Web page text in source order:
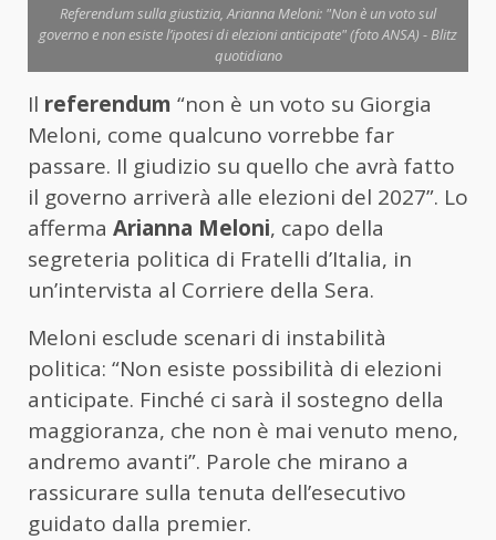
Referendum sulla giustizia, Arianna Meloni: "Non è un voto sul
governo e non esiste l’ipotesi di elezioni anticipate" (foto ANSA) - Blitz
quotidiano
Il referendum “non è un voto su Giorgia
Meloni, come qualcuno vorrebbe far
passare. Il giudizio su quello che avrà fatto
il governo arriverà alle elezioni del 2027”. Lo
afferma Arianna Meloni, capo della
segreteria politica di Fratelli d’Italia, in
un’intervista al Corriere della Sera.
Meloni esclude scenari di instabilità
politica: “Non esiste possibilità di elezioni
anticipate. Finché ci sarà il sostegno della
maggioranza, che non è mai venuto meno,
andremo avanti”. Parole che mirano a
rassicurare sulla tenuta dell’esecutivo
guidato dalla premier.